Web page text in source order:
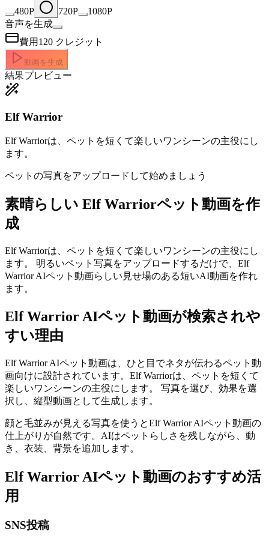
480P
720P
1080P
音声を生成
費用 120 クレジット
動画を生成
結果プレビュー
Elf Warrior
Elf Warriorは、ペットを短くて楽しいワンシーンの主役にし
ます。
ペットの写真をアップロードして始めましょう
素晴らしい Elf Warriorペット動画を作
成
Elf Warriorは、ペットを短くて楽しいワンシーンの主役にし
ます。 明るいペット写真をアップロードするだけで、Elf
Warrior AIペット動画らしい見せ場のある短いAI動画を作れ
ます。
Elf Warrior AIペット動画が検索されや
すい理由
Elf Warrior AIペット動画は、ひと目でネタが伝わるペット動
画向けに設計されています。Elf Warriorは、ペットを短くて
楽しいワンシーンの主役にします。 写真を選び、効果を選
択し、縦型動画として生成します。
顔と毛並みが見える写真を使うとElf Warrior AIペット動画の
仕上がりが自然です。AIはペットらしさを残しながら、動
き、衣装、背景を追加します。
Elf Warrior AIペット動画のおすすめ活
用
SNS投稿